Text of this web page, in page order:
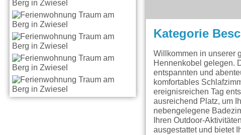
Kategorie
Willkommen in unserer
Hennenkobel gelegen.
entspannten und
komfortables
ereignisreichen Tag
ausreichend Platz, um
nebengelegene
Ihren Outdoor-
ausgestattet und bietet